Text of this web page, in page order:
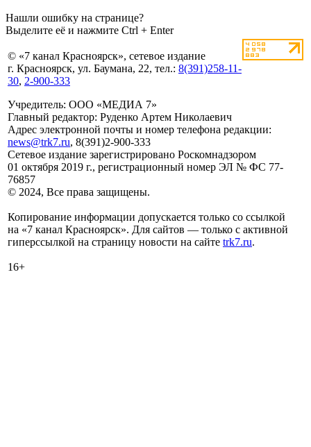
Нашли ошибку на странице?
Выделите её и нажмите Ctrl + Enter
© «7 канал Красноярск», сетевое издание
г. Красноярск, ул. Баумана, 22, тел.: 8(391)258-11-
30, 2-900-333
Учредитель: ООО «МЕДИА 7»
Главный редактор: Руденко Артем Николаевич
Адрес электронной почты и номер телефона редакции:
news@trk7.ru, 8(391)2-900-333
Сетевое издание зарегистрировано Роскомнадзором
01 октября 2019 г., регистрационный номер ЭЛ № ФС 77-
76857
© 2024, Все права защищены.
Копирование информации допускается только со ссылкой
на «7 канал Красноярск». Для сайтов — только с активной
гиперссылкой на страницу новости на сайте trk7.ru.
16+